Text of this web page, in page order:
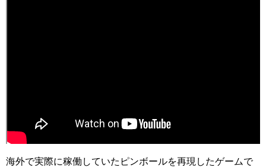
海外で実際に稼働していたピンボールを再現したゲームで